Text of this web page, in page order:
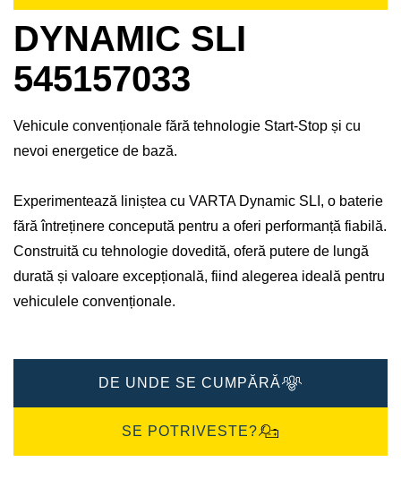
DYNAMIC SLI
545157033
Vehicule convenționale fără tehnologie Start-Stop și cu
nevoi energetice de bază.
Experimentează liniștea cu VARTA Dynamic SLI, o baterie
fără întreținere concepută pentru a oferi performanță fiabilă.
Construită cu tehnologie dovedită, oferă putere de lungă
durată și valoare excepțională, fiind alegerea ideală pentru
vehiculele convenționale.
DE UNDE SE CUMPĂRĂ
SE POTRIVESTE?